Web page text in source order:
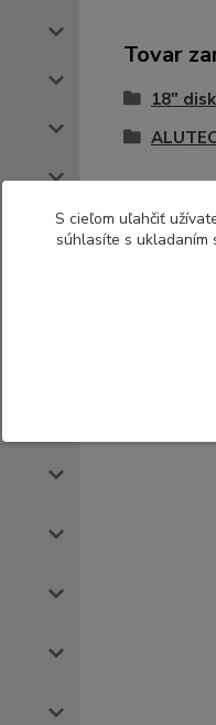
Tovar
18"
S cieľom uľahčiť
súhlasíte s ukladaním